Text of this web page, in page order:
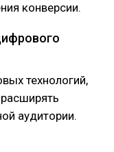
конверсии.
технологий,
аудитории.